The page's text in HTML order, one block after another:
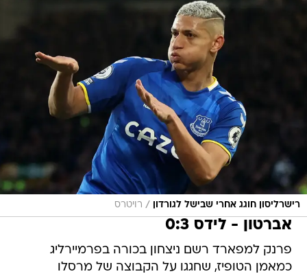
רישרליסון חוגג אחרי שבישל לגורדון / רויטרס
אברטון - לידס 0:3
פרנק למפארד רשם ניצחון בכורה בפרמיירליג
כמאמן הטופיז, שחגגו על הקבוצה של מרסלו